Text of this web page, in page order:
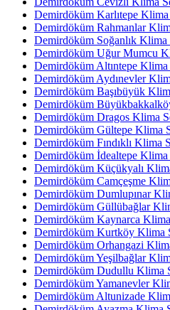
Demirdöküm Karlıtepe
Demirdöküm Rahmanlar
Demirdöküm Soğanlık Klima
Demirdöküm Uğur Mumcu
Demirdöküm Altıntepe Klima
Demirdöküm Aydınevler
Demirdöküm Başıbüyük
Demirdöküm
Demirdöküm Dragos Klima
Demirdöküm Gültepe Klima
Demirdöküm Fındıklı Klima
Demirdöküm İdealtepe Klima
Demirdöküm Küçükyalı
Demirdöküm Camçeşme
Demirdöküm Dumlupınar
Demirdöküm Güllübağlar
Demirdöküm Kaynarca
Demirdöküm Kurtköy Klima
Demirdöküm Orhangazi
Demirdöküm Yeşilbağlar
Demirdöküm Dudullu Klima
Demirdöküm Yamanevler
Demirdöküm Altunizade